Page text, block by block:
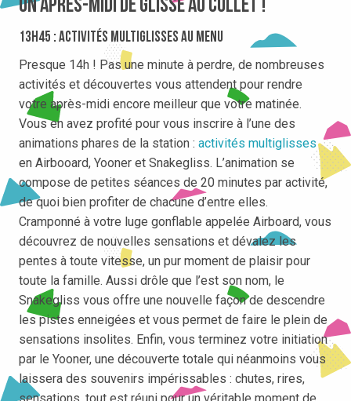
Un après-midi de glisse au Collet !
13h45 : activités multiglisses au menu
Presque 14h ! Pas une minute à perdre, de nombreuses
activités et découvertes vous attendent pour rendre
votre après-midi encore meilleur que votre matinée.
Vous en avez profité pour vous inscrire à l’une des
animations phares de la station : activités multiglisses
en Airbooard, Yooner et Snakegliss. L’animation se
compose de petites séances de 20 minutes par activité,
de quoi bien profiter de chacune d’entre elles.
Cramponné à votre luge gonflable appelée Airboard, vous
découvrez de nouvelles sensations et dévalez les
pentes à toute vitesse, un pur moment de plaisir pour
toute la famille. Aussi drôle que l’est son nom, le
Snakegliss vous offre une nouvelle façon de descendre
les pistes enneigées et vous permet de faire le plein de
sensations insolites. Enfin, vous terminez votre initiation
par le Yooner, une découverte totale qui néanmoins vous
laissera des souvenirs impérissables : chutes, rires,